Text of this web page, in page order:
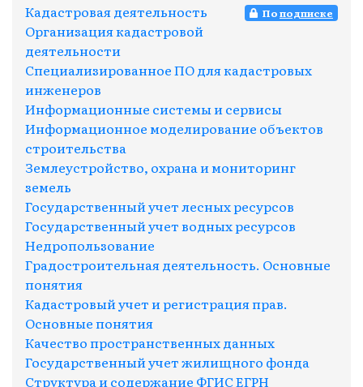
Поподписке
Кадастровая деятельность
Организация кадастровой
деятельности
Специализированное ПО для кадастровых
инженеров
Информационные системы и сервисы
Информационное моделирование объектов
строительства
Землеустройство, охрана и мониторинг
земель
Государственный учет лесных ресурсов
Государственный учет водных ресурсов
Недропользование
Градостроительная деятельность. Основные
понятия
Кадастровый учет и регистрация прав.
Основные понятия
Качество пространственных данных
Государственный учет жилищного фонда
Структура и содержание ФГИС ЕГРН